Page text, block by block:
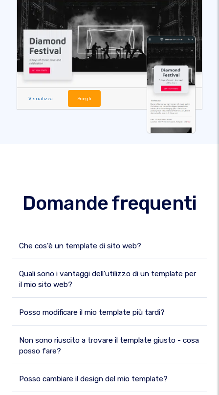
Visualizza Scegli
Domande frequenti
Che cos'è un template di sito web?
Quali sono i vantaggi dell'utilizzo di un template per
il mio sito web?
Posso modificare il mio template più tardi?
Non sono riuscito a trovare il template giusto - cosa
posso fare?
Posso cambiare il design del mio template?